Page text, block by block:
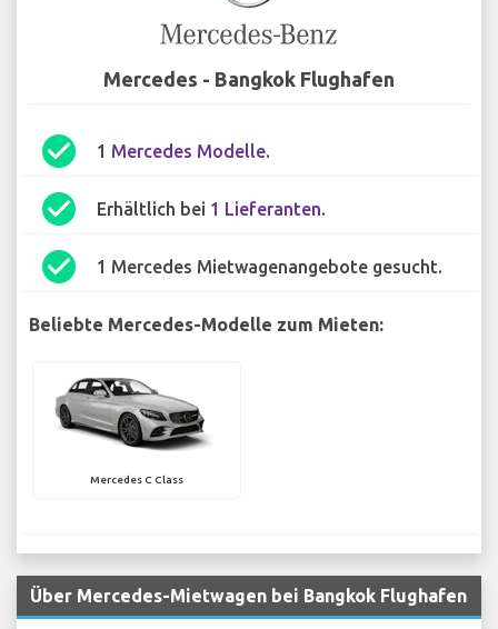
Mercedes - Bangkok Flughafen
check_circle 1 Mercedes Modelle.
check_circle Erhältlich bei 1 Lieferanten.
check_circle 1 Mercedes Mietwagenangebote gesucht.
Beliebte Mercedes-Modelle zum Mieten:
Mercedes C Class
Über Mercedes-Mietwagen bei Bangkok Flughafen